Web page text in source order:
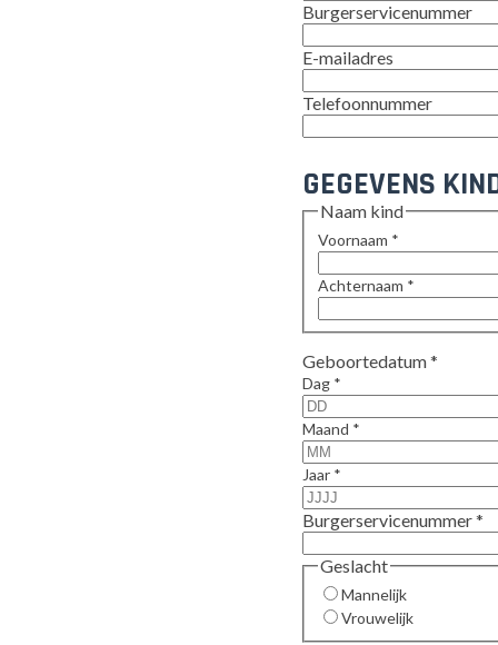
Burgerservicenummer
E-mailadres
Telefoonnummer
GEGEVENS
Naam kind
Voornaam *
Achternaam *
Geboortedatum*
Dag *
Maand *
Jaar *
Burgerservicenummer*
Geslacht
Mannelijk
Vrouwelijk